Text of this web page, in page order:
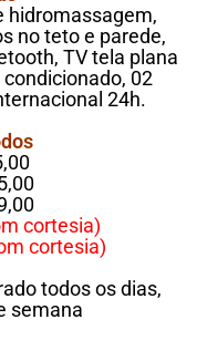
hidromassagem,
no teto e parede,
TV tela plana
02
24h.
cortesia)
cortesia)
todos os dias,
semana